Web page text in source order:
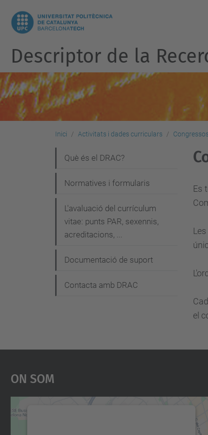
Descriptor de la
Inici Activitats i dades curriculars
Es
el
a
v
a
i
ó
Què és el DRAC?
Normatives i formularis
L'avaluació del currículum
vitae: punts PAR, sexennis,
acreditacions, ...
Documentació de suport
Contacta amb DRAC
On Som